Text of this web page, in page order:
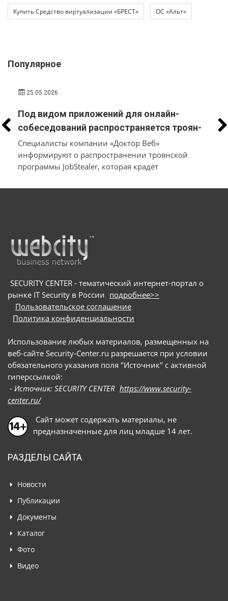
Купить Средство виртуализации «БРЕСТ» ОС «Альт»
Популярное
25.05.2026
Под видом приложений для онлайн-
собеседований распространяется троян-
стилер, который вместо трудоустройства
похищает у пользователей macOS и
Windows их данные и денежные средства
Специалисты компании «Доктор Веб»
информируют о распространении троянской
программы JobStealer, которая крадёт
и Windows. Основной целью вредоносного ПО
онлайн-собеседованиями: они направляют
потенциальных жертв на вредоносные сайты и
под видом приложения для видеоконференций
SECURITY CENTER - тематический интернет-портал о
рынке IT Security в России подробнее>>
Пользовательское соглашение
Политика конфиденциальности
Использование любых материалов, размещенных на
веб-сайте Security-Center.ru разрешается при условии
обязательного указания поля "Источник" с активной
гиперссылкой:
- Источник: SECURITY CENTER https://www.security-
center.ru/
Сайт может содержать материалы, не
предназначенные для лиц младше 14 лет.
РАЗДЕЛЫ САЙТА
Новости
Публикации
Документы
Каталог
Фото
Видео